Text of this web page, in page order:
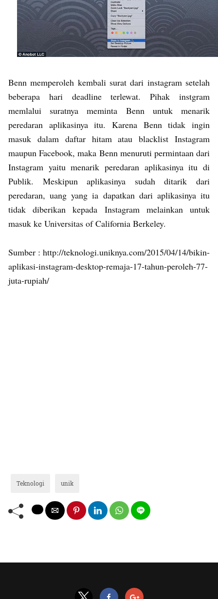
Benn memperoleh kembali surat dari instagram setelah
beberapa hari deadline terlewat. Pihak instgram
memlalui suratnya meminta Benn untuk menarik
peredaran aplikasinya itu. Karena Benn tidak ingin
masuk dalam daftar hitam atau blacklist Instagram
maupun Facebook, maka Benn menuruti permintaan dari
Instagram yaitu menarik peredaran aplikasinya itu di
Publik. Meskipun aplikasinya sudah ditarik dari
peredaran, uang yang ia dapatkan dari aplikasinya itu
tidak diberikan kepada Instagram melainkan untuk
masuk ke Universitas of California Berkeley.
Sumber : http://teknologi.uniknya.com/2015/04/14/bikin-
aplikasi-instagram-desktop-remaja-17-tahun-peroleh-77-
juta-rupiah/
Teknologi unik